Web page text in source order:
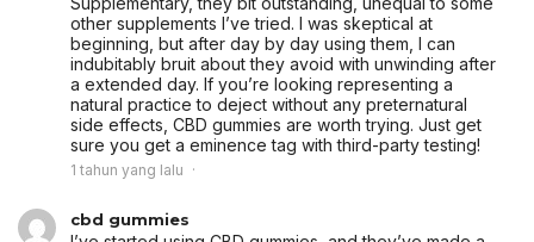
other supplements I’ve tried. I was skeptical at
beginning, but after day by day using them, I can
indubitably bruit about they avoid with unwinding after
a extended day. If you’re looking representing a
natural practice to deject without any preternatural
side effects, CBD gummies are worth trying. Just get
sure you get a eminence tag with third-party testing!
1 tahun yang lalu
cbd gummies